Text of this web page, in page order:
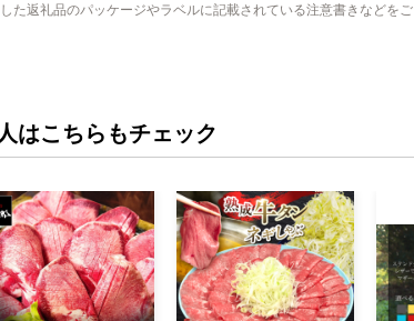
た返礼品のパッケージやラベルに記載されている注意書きなどをご
はこちらもチェック